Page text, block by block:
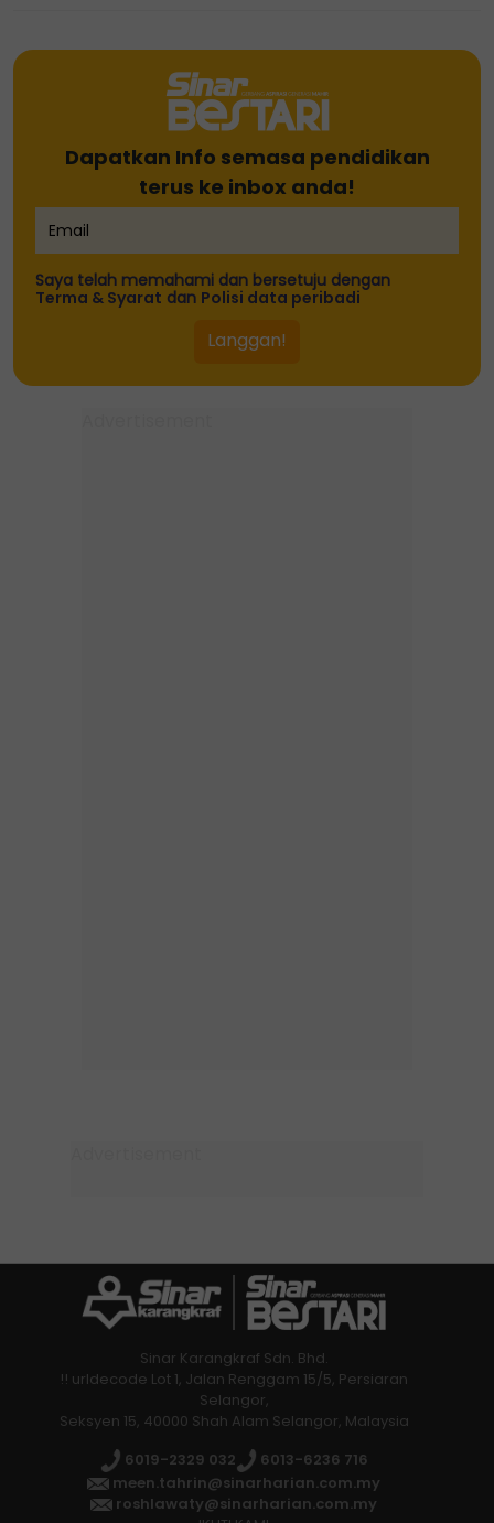
Dapatkan Info semasa pendidikan
terus ke inbox anda!
Saya telah memahami dan bersetuju dengan
Terma & Syarat dan Polisi data peribadi
Sinar Karangkraf Sdn. Bhd.
!! urldecode Lot 1, Jalan Renggam 15/5, Persiaran
Selangor,
Seksyen 15, 40000 Shah Alam Selangor, Malaysia
6019-2329 032
6013-6236 716
meen.tahrin@sinarharian.com.my
roshlawaty@sinarharian.com.my